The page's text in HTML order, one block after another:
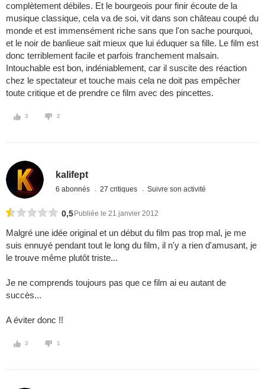
complètement débiles. Et le bourgeois pour finir écoute de la
musique classique, cela va de soi, vit dans son château coupé du
monde et est immensément riche sans que l'on sache pourquoi,
et le noir de banlieue sait mieux que lui éduquer sa fille. Le film est
donc terriblement facile et parfois franchement malsain.
Intouchable est bon, indéniablement, car il suscite des réaction
chez le spectateur et touche mais cela ne doit pas empêcher
toute critique et de prendre ce film avec des pincettes.
3 2
kalifept
6 abonnés 27 critiques Suivre son activité
0,5 Publiée le 21 janvier 2012
Malgré une idée original et un début du film pas trop mal, je me
suis ennuyé pendant tout le long du film, il n'y a rien d'amusant, je
le trouve même plutôt triste...
Je ne comprends toujours pas que ce film ai eu autant de
succès...
A éviter donc !!
3 1